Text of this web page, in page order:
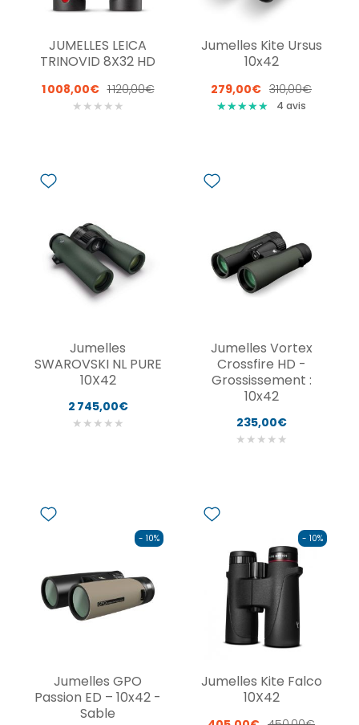
JUMELLES LEICA
TRINOVID 8X32 HD
1 008,00€ 1 120,00€
★ ★ ★ ★ ★
Jumelles Kite Ursus
10x42
279,00€ 310,00€
★★★★★
★★★★★ 4 avis
Jumelles
SWAROVSKI NL PURE
10X42
2 745,00€
★ ★ ★ ★ ★
Jumelles Vortex
Crossfire HD -
Grossissement :
10x42
235,00€
★ ★ ★ ★ ★
- 10%
Jumelles GPO
Passion ED – 10x42 -
Sable
- 10%
Jumelles Kite Falco
10X42